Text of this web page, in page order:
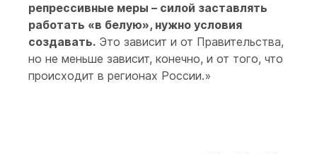
репрессивные меры – силой заставлять
работать «в белую», нужно условия
создавать. Это зависит и от Правительства,
но не меньше зависит, конечно, и от того, что
происходит в регионах России.»